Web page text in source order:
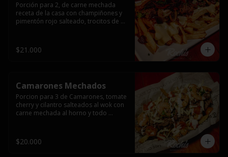
Porción para 2, de carne mechada
receta de la casa con champiñones y
pimentón rojo salteado, trocitos de
papas fritas.
$21.000
Camarones Mechados
Porcion para 3 de Camarones, tomate
cherry y cilantro salteados al wok con
carne mechada al horno y todo
casera.
$20.000